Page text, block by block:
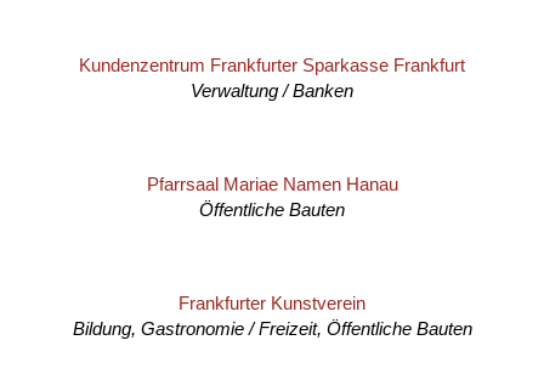
Kundenzentrum Frankfurter Sparkasse Frankfurt
Verwaltung / Banken
Pfarrsaal Mariae Namen Hanau
Öffentliche Bauten
Frankfurter Kunstverein
Bildung, Gastronomie / Freizeit, Öffentliche Bauten